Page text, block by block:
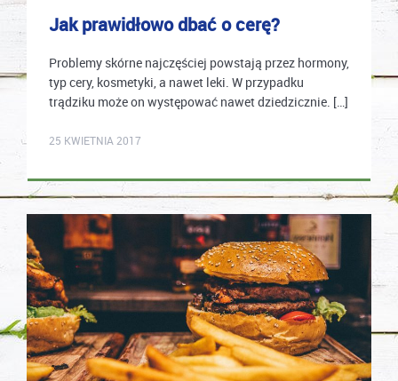
Jak prawidłowo dbać o cerę?
Problemy skórne najczęściej powstają przez hormony,
typ cery, kosmetyki, a nawet leki. W przypadku
trądziku może on występować nawet dziedzicznie. […]
25 KWIETNIA 2017